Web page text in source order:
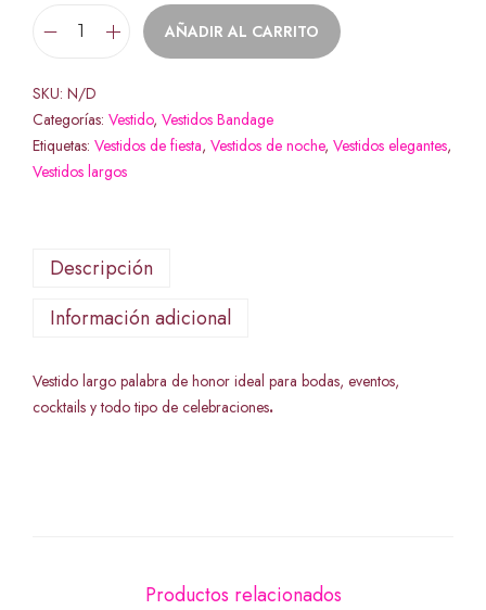
AÑADIR AL CARRITO
SKU: N/D
Categorías: Vestido, Vestidos Bandage
Etiquetas: Vestidos de fiesta, Vestidos de noche, Vestidos elegantes,
Vestidos largos
Descripción
Información adicional
Vestido largo palabra de honor ideal para bodas, eventos,
cocktails y todo tipo de celebraciones.
Productos relacionados